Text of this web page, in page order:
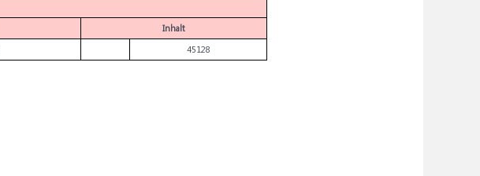
Inhalt
45128